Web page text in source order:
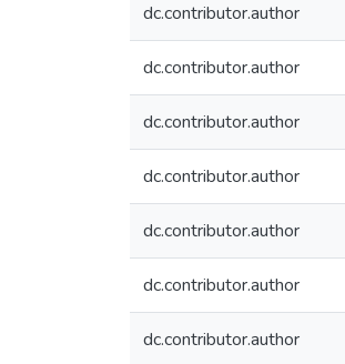
dc.contributor.author
dc.contributor.author
dc.contributor.author
dc.contributor.author
dc.contributor.author
dc.contributor.author
dc.contributor.author